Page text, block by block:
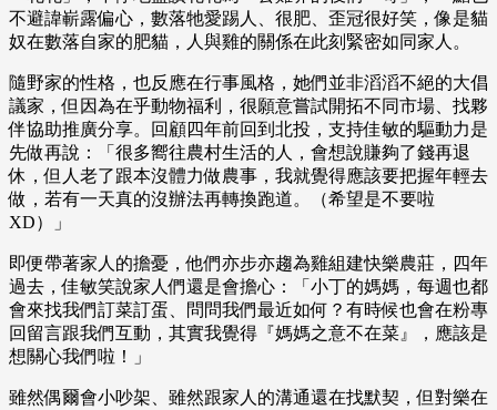
不避諱嶄露偏心，數落牠愛踢人、很肥、歪冠很好笑，像是貓
奴在數落自家的肥貓，人與雞的關係在此刻緊密如同家人。
隨野家的性格，也反應在行事風格，她們並非滔滔不絕的大倡
議家，但因為在乎動物福利，很願意嘗試開拓不同市場、找夥
伴協助推廣分享。回顧四年前回到北投，支持佳敏的驅動力是
先做再說：「很多嚮往農村生活的人，會想說賺夠了錢再退
休，但人老了跟本沒體力做農事，我就覺得應該要把握年輕去
做，若有一天真的沒辦法再轉換跑道。（希望是不要啦
XD）」
即便帶著家人的擔憂，他們亦步亦趨為雞組建快樂農莊，四年
過去，佳敏笑說家人們還是會擔心：「小丁的媽媽，每週也都
會來找我們訂菜訂蛋、問問我們最近如何？有時候也會在粉專
回留言跟我們互動，其實我覺得『媽媽之意不在菜』，應該是
想關心我們啦！」
雖然偶爾會小吵架、雖然跟家人的溝通還在找默契，但對樂在